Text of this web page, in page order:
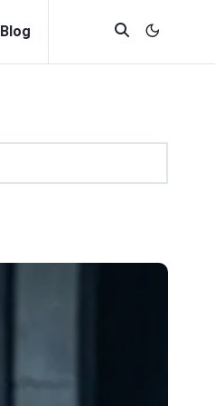
Blog